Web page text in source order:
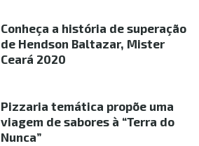
Conheça a história de superação
de Hendson Baltazar, Mister
Ceará 2020
Pizzaria temática propõe uma
viagem de sabores à “Terra do
Nunca”